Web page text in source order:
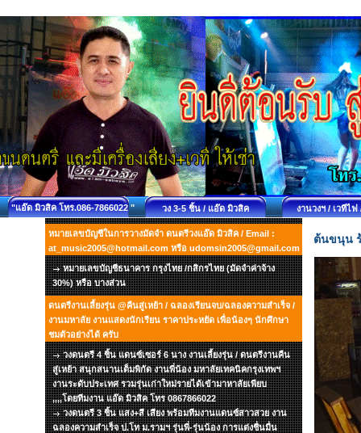
"แอ๊ด มิวสิค โทร.086-7866022 " วง 3-5 ชิ้น / แอ๊ด มิวสิค งานวงฯ / เวทีไ
หมายเลขบัญชีในการวางมัดจำ ดนตรีวงแอ๊ด มิวสิค / Email :
at_music2005@hotmail.com หรือ udomsin2005@gmail.com
หมายเลขบัญชีธนาคาร กรุงไทย /กสิกรไทย (มัดจำค่าจ้าง
30%) หรือ บางส่วน
ดนตรีงานเลี้ยงรุ่น @คืนสู่เหย้า / ฉลองเรียนจบ/ฉลองความสำเร็จ /
งานมหาลัย งานแสดงนักเรียน ราคาประหยัด เพื่อน้องๆ นักศึกษา
ชมตัวอย่างได้ ครับ
วงดนตรี 4 ชิ้น แดนซ์เซอร์ 6 นาง งานเลี้ยงรุ่น / ดนตรีงานคืน
สู่เหย้า สนุกสนานเต็มพิกัด งานพี่น้อง มหาลัยเทคนิคกรุงเทพฯ
งานระดับประเทศ รวมรุ่นเก่าใหม่รายได้เข้ามาหาลัยเพียบ
,,,,โดยทีมงาน แอ๊ด มิวสิค โทร 0867866022
วงดนตรี 3 ชิ้น แสง+สี เสียง พร้อมทีมงานแดนซ์สาวสวย งาน
ฉลองความสำเร็จ ป.โท ม.รามฯ รุ่นพี่-รุ่นน้อง การแต่งชื่นมื่น
ต้นขนุน